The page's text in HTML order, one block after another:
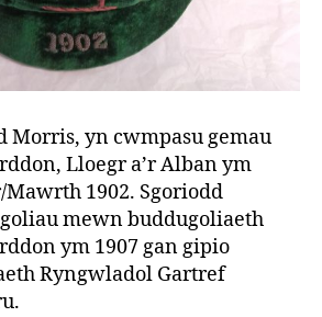
Morris, yn cwmpasu gemau
Lloegr a’r Alban ym
1902. Sgoriodd
mewn buddugoliaeth
ym 1907 gan gipio
Ryngwladol Gartref